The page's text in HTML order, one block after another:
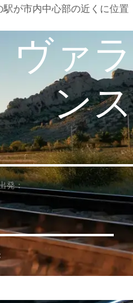
が市内中心部の近くに位置
ヴァラ
ンス
発：